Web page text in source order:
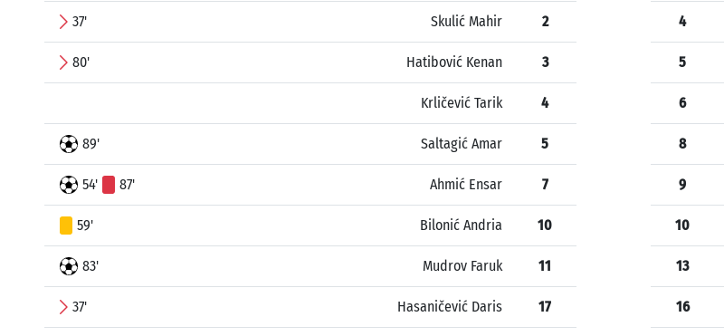
37' Skulić Mahir 2
80' Hatibović Kenan 3
Krličević Tarik 4
89' Saltagić Amar 5
54' 87' Ahmić Ensar 7
59' Bilonić Andria 10
83' Mudrov Faruk 11
37' Hasaničević Daris 17
4
5
6
8
9
10
13
16